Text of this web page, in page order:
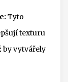
Tyto
texturu
by vytvářely